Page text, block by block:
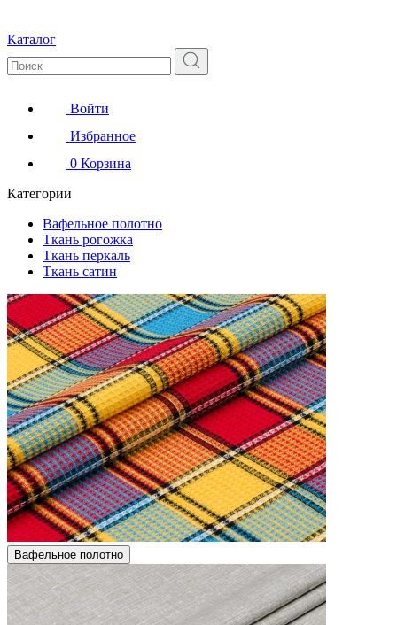
Каталог
Войти
Избранное
0 Корзина
Категории
Вафельное полотно
Ткань рогожка
Ткань перкаль
Ткань сатин
Вафельное полотно